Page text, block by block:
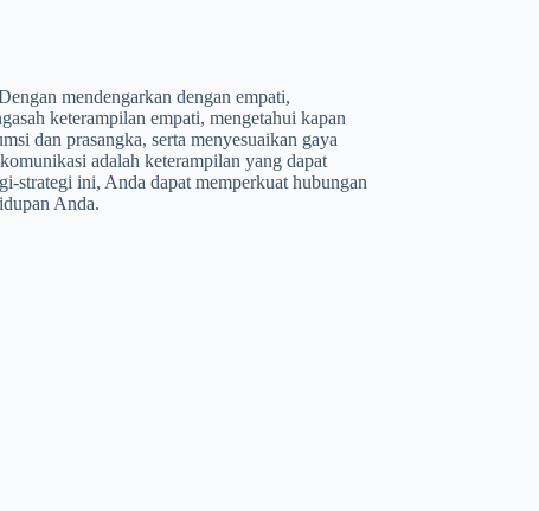
mendengarkan dengan empati,
keterampilan empati, mengetahui kapan
dan prasangka, serta menyesuaikan gaya
adalah keterampilan yang dapat
strategi ini, Anda dapat memperkuat hubungan
Anda.